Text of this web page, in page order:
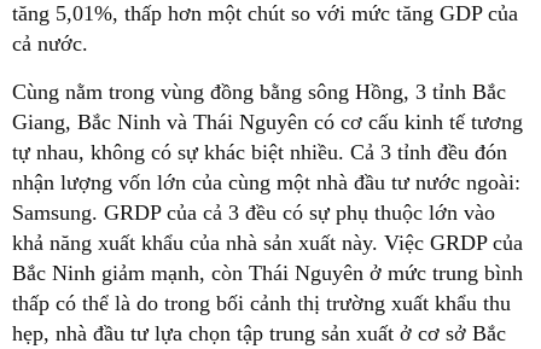
tăng 5,01%, thấp hơn một chút so với mức tăng GDP của
cả nước.
Cùng nằm trong vùng đồng bằng sông Hồng, 3 tỉnh Bắc
Giang, Bắc Ninh và Thái Nguyên có cơ cấu kinh tế tương
tự nhau, không có sự khác biệt nhiều. Cả 3 tỉnh đều đón
nhận lượng vốn lớn của cùng một nhà đầu tư nước ngoài:
Samsung. GRDP của cả 3 đều có sự phụ thuộc lớn vào
khả năng xuất khẩu của nhà sản xuất này. Việc GRDP của
Bắc Ninh giảm mạnh, còn Thái Nguyên ở mức trung bình
thấp có thể là do trong bối cảnh thị trường xuất khẩu thu
hẹp, nhà đầu tư lựa chọn tập trung sản xuất ở cơ sở Bắc